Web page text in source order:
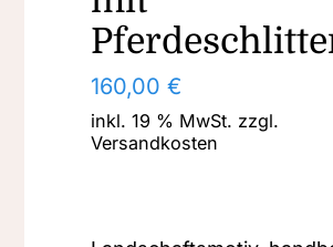
160,00€
inkl. 19 % MwSt. zzgl.
Versandkosten